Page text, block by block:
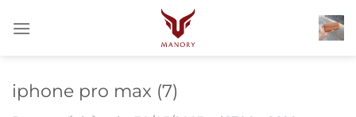
qua
iphone pro max (7)